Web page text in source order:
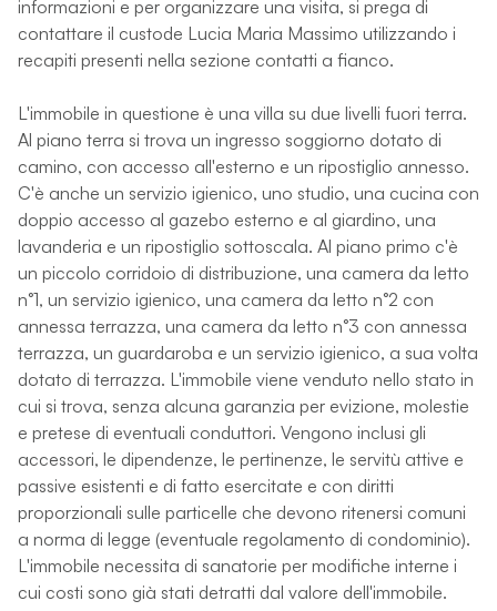
informazioni e per organizzare una visita, si prega di
contattare il custode Lucia Maria Massimo utilizzando i
recapiti presenti nella sezione contatti a fianco.
L'immobile in questione è una villa su due livelli fuori terra.
Al piano terra si trova un ingresso soggiorno dotato di
camino, con accesso all'esterno e un ripostiglio annesso.
C'è anche un servizio igienico, uno studio, una cucina con
doppio accesso al gazebo esterno e al giardino, una
lavanderia e un ripostiglio sottoscala. Al piano primo c'è
un piccolo corridoio di distribuzione, una camera da letto
n°1, un servizio igienico, una camera da letto n°2 con
annessa terrazza, una camera da letto n°3 con annessa
terrazza, un guardaroba e un servizio igienico, a sua volta
dotato di terrazza. L'immobile viene venduto nello stato in
cui si trova, senza alcuna garanzia per evizione, molestie
e pretese di eventuali conduttori. Vengono inclusi gli
accessori, le dipendenze, le pertinenze, le servitù attive e
passive esistenti e di fatto esercitate e con diritti
proporzionali sulle particelle che devono ritenersi comuni
a norma di legge (eventuale regolamento di condominio).
L'immobile necessita di sanatorie per modifiche interne i
cui costi sono già stati detratti dal valore dell'immobile.